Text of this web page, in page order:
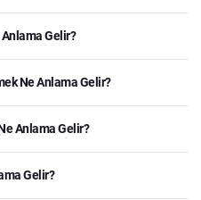
Anlama Gelir?
Ne Anlama Gelir?
Anlama Gelir?
Gelir?